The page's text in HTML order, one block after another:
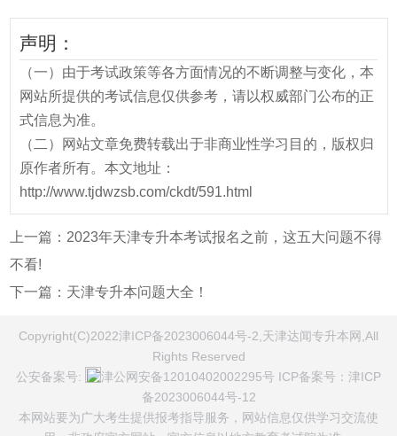
声明：
（一）由于考试政策等各方面情况的不断调整与变化，本
网站所提供的考试信息仅供参考，请以权威部门公布的正
式信息为准。
（二）网站文章免费转载出于非商业性学习目的，版权归
原作者所有。本文地址：
http://www.tjdwzsb.com/ckdt/591.html
上一篇： 2023年天津专升本考试报名之前，这五大问题不得
不看!
下一篇： 天津专升本问题大全！
Copyright(C)2022津ICP备2023006044号-2,天津达闻专升本网,All
Rights Reserved
公安备案号:
津公网安备12010402002295号 ICP备案号： 津ICP
备2023006044号-12
本网站要为广大考生提供报考指导服务，网站信息仅供学习交流使